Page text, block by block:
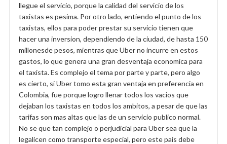
llegue el servicio, porque la calidad del servicio de los
taxistas es pesima. Por otro lado, entiendo el punto de los
taxistas, ellos para poder prestar su servicio tienen que
hacer una inversion, dependiendo de la ciudad, de hasta 150
millonesde pesos, mientras que Uber no incurre en estos
gastos, lo que genera una gran desventaja economica para
el taxista. Es complejo el tema por parte y parte, pero algo
es cierto, si Uber tomo esta gran ventaja en preferencia en
Colombia, fue porque logro llenar todos los vacios que
dejaban los taxistas en todos los ambitos, a pesar de que las
tarifas son mas altas que las de un servicio publico normal.
No se que tan complejo o perjudicial para Uber sea que la
legalicen como transporte especial, pero este pais debe